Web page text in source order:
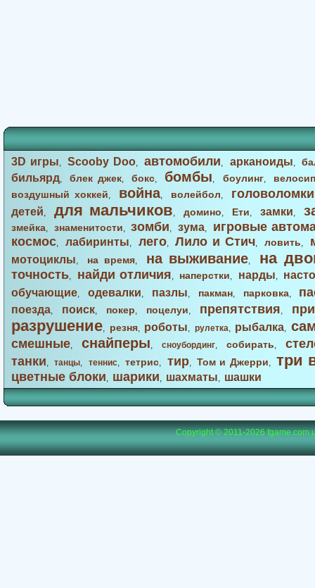
3D игры,Scooby Doo,автомобили, арканоиды,
бильярд,блек джек,бокс, бомбы, боулинг,
воздушный хоккей, война, волейбол, головоломки
детей, для мальчиков, домино, Ети, замки,
змейка, знаменитости,зомби, зума,
игровые
космос, лабиринты, лего,Лило и Стич,ловить,
мотоциклы, на время, на выживание, на
точность, найди отличия, наперстки, нарды,
обучающие, одевалки, пазлы, пакман, парковка,
поезда, поиск, покер, поцелуи, препятствия,
разрушение, резня, роботы, рулетка, рыбалка,
смешные, снайперы, сноубординг, собирать,
танки,танцы, теннис,тетрис, тир,Том и Джерри, три
цветные блоки, шарики, шахматы, шашки
Copyright © 2011-2026